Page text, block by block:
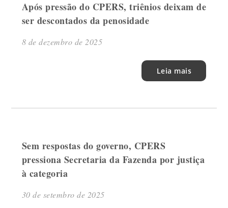
Após pressão do CPERS, triênios deixam de
ser descontados da penosidade
8 de dezembro de 2025
Leia mais
Sem respostas do governo, CPERS
pressiona Secretaria da Fazenda por justiça
à categoria
30 de setembro de 2025